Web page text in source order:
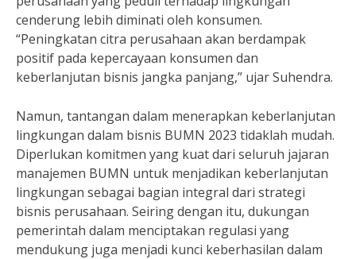
cenderung lebih diminati oleh konsumen.
“Peningkatan citra perusahaan akan berdampak
positif pada kepercayaan konsumen dan
keberlanjutan bisnis jangka panjang,” ujar Suhendra.
Namun, tantangan dalam menerapkan keberlanjutan
lingkungan dalam bisnis BUMN 2023 tidaklah mudah.
Diperlukan komitmen yang kuat dari seluruh jajaran
manajemen BUMN untuk menjadikan keberlanjutan
lingkungan sebagai bagian integral dari strategi
bisnis perusahaan. Seiring dengan itu, dukungan
pemerintah dalam menciptakan regulasi yang
mendukung juga menjadi kunci keberhasilan dalam